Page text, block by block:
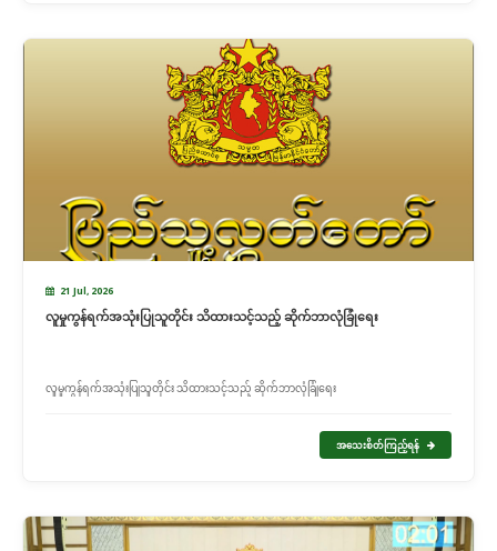
21 Jul, 2026
လူမှုကွန်ရက်အသုံးပြုသူတိုင်း သိထားသင့်သည့် ဆိုက်ဘာလုံခြုံရေး
လူမှုကွန်ရက်အသုံးပြုသူတိုင်း သိထားသင့်သည့် ဆိုက်ဘာလုံခြုံရေး
အသေးစိတ်ကြည့်ရန်